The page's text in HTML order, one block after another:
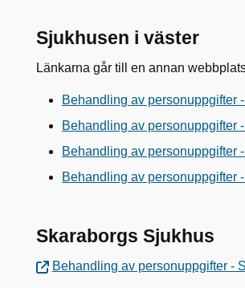
Sjukhusen i väster
Länkarna går till en annan
Behandling av personuppgifter
Behandling av personuppgifter
Behandling av personuppgifter
Behandling av personuppgifter
Skaraborgs Sjukhus
Behandling av personuppgifter -